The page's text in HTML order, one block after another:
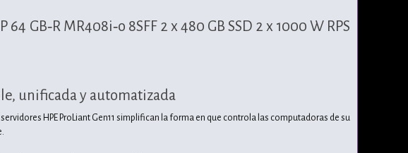
GB‑R MR408i‑o 8SFF 2 x 480 GB SSD 2 x 1000 W RPS
unificada y automatizada
HPE ProLiant Gen11 simplifican la forma en que controla las computadoras de su